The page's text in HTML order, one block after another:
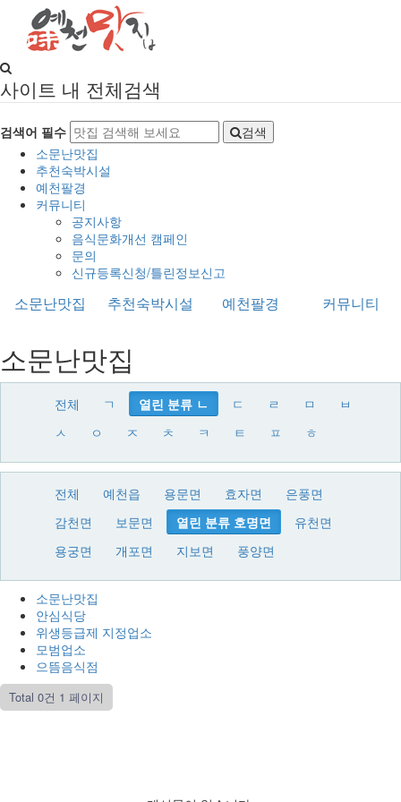
사이트 내 전체검색
검색어 필수
검색
소문난맛집
추천숙박시설
예천팔경
커뮤니티
공지사항
음식문화개선 캠페인
문의
신규등록신청/틀린정보신고
소문난맛집 추천숙박시설 예천팔경 커뮤니티
소문난맛집
전체 ㄱ 열린 분류 ㄴ ㄷ ㄹ ㅁ
ㅂ
ㅅ
ㅇ ㅈ ㅊ ㅋ ㅌ ㅍ ㅎ
전체 예천읍 용문면 효자면
은풍면
감천면
보문면 열린 분류 호명면
유천면
용궁면
개포면 지보면 풍양면
소문난맛집
안심식당
위생등급제 지정업소
모범업소
으뜸음식점
Total 0건 1 페이지